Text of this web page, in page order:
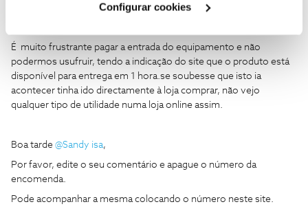
Configurar cookies
Eu fiz o pagamento do equipamento hoje as 8.30 da manhã com
É muito frustrante pagar a entrada do equipamento e não
podermos usufruir, tendo a indicação do site que o produto está
disponível para entrega em 1 hora.se soubesse que isto ia
acontecer tinha ido directamente à loja comprar, não vejo
qualquer tipo de utilidade numa loja online assim.
Boa tarde @Sandy isa,
Por favor, edite o seu comentário e apague o número da
encomenda.
Pode acompanhar a mesma colocando o número neste site.